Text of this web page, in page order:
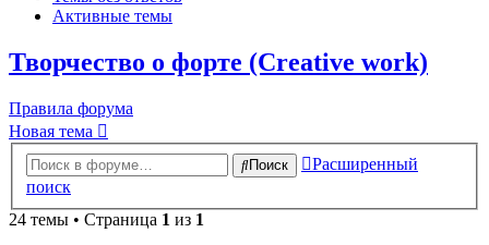
Активные темы
Творчество о форте (Creative work)
Правила форума
Новая тема
Поиск
Расширенный
поиск
24 темы • Страница 1 из 1